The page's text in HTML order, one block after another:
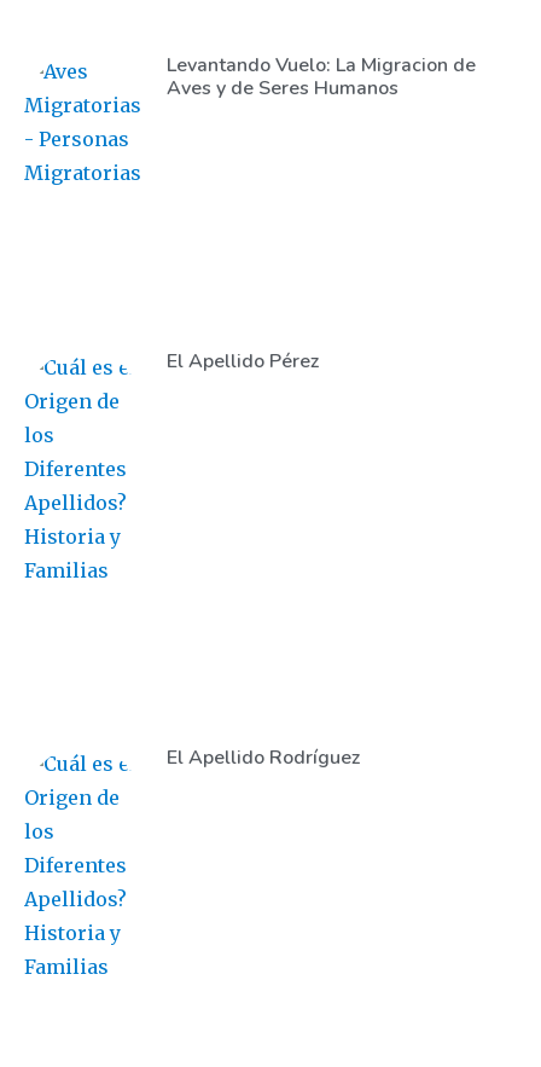
Levantando Vuelo: La Migracion de
Aves y de Seres Humanos
El Apellido Pérez
El Apellido Rodríguez